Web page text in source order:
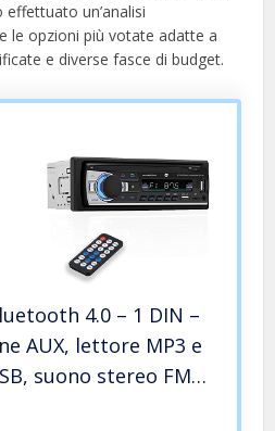
un’analisi
le opzioni più votate adatte a
e diverse fasce di budget.
4.0 – 1 DIN –
AUX, lettore MP3 e
suono stereo FM,
telecomando,